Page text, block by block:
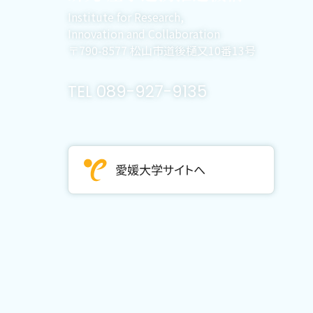
Institute for Research,
Innovation and Collaboration
〒790-8577 松山市道後樋又10番13号
TEL 089-927-9135